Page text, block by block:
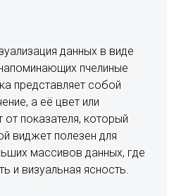
данных в виде
пчелиные
представляет собой
а её цвет или
показателя, который
виджет полезен для
массивов данных, где
и визуальная ясность.